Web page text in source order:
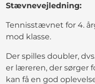
Stævnevejledning:
Tennisstævnet for 4.
mod klasse.
Der spilles doubler,
er læreren, der sørger
kan få en god